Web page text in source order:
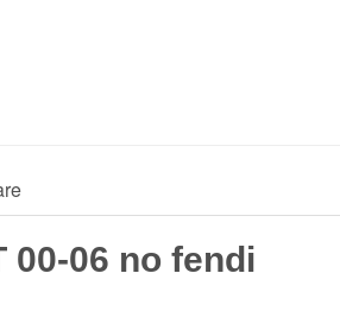
00-06 no fendi